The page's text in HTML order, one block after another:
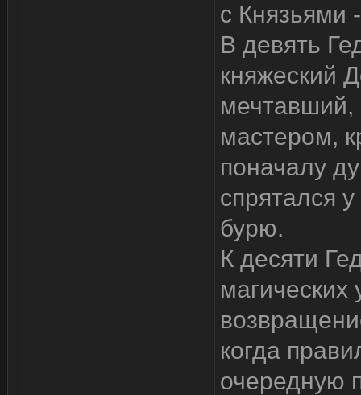
с
В девять
княжеский
мечтавший,
мастером,
поначалу
спрятался
бурю.
К десяти
когда
очередную